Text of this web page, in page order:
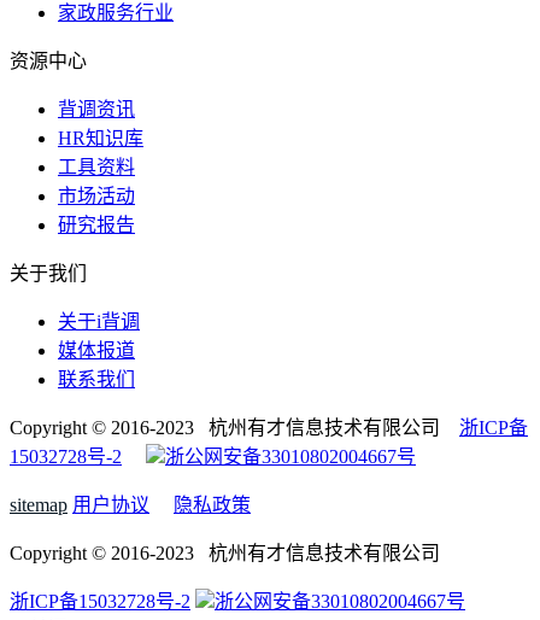
家政服务行业
资源中心
背调资讯
HR知识库
工具资料
市场活动
研究报告
关于我们
关于i背调
媒体报道
联系我们
Copyright © 2016-2023 杭州有才信息技术有限公司 浙ICP备
15032728号-2
浙公网安备33010802004667号
sitemap 用户协议 隐私政策
Copyright © 2016-2023 杭州有才信息技术有限公司
浙ICP备15032728号-2
浙公网安备33010802004667号